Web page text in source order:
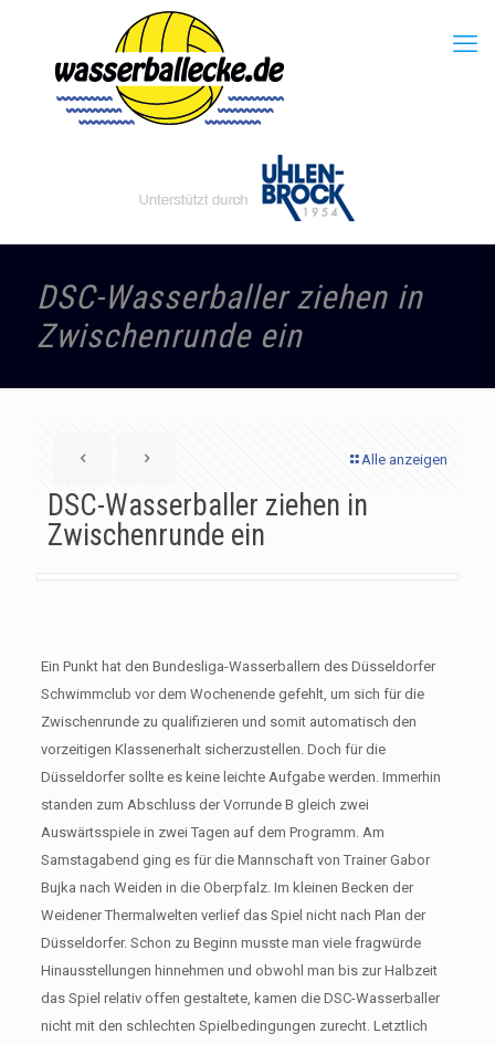
DSC-Wasserballer ziehen in
Zwischenrunde ein
Alle anzeigen
DSC-Wasserballer ziehen in
Zwischenrunde ein
Ein Punkt hat den Bundesliga-Wasserballern des Düsseldorfer
Schwimmclub vor dem Wochenende gefehlt, um sich für die
Zwischenrunde zu qualifizieren und somit automatisch den
vorzeitigen Klassenerhalt sicherzustellen. Doch für die
Düsseldorfer sollte es keine leichte Aufgabe werden. Immerhin
standen zum Abschluss der Vorrunde B gleich zwei
Auswärtsspiele in zwei Tagen auf dem Programm. Am
Samstagabend ging es für die Mannschaft von Trainer Gabor
Bujka nach Weiden in die Oberpfalz. Im kleinen Becken der
Weidener Thermalwelten verlief das Spiel nicht nach Plan der
Düsseldorfer. Schon zu Beginn musste man viele fragwürde
Hinausstellungen hinnehmen und obwohl man bis zur Halbzeit
das Spiel relativ offen gestaltete, kamen die DSC-Wasserballer
nicht mit den schlechten Spielbedingungen zurecht. Letztlich